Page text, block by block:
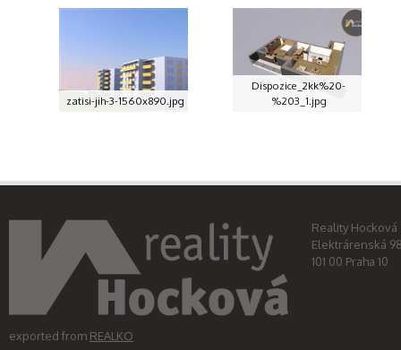
zatisi-jih-3-1560x890.jpg
Dispozice_2kk%20-
%203_1.jpg
exported from REALKO
Reality Hocková
Elektrárenská
101 00 Praha 10